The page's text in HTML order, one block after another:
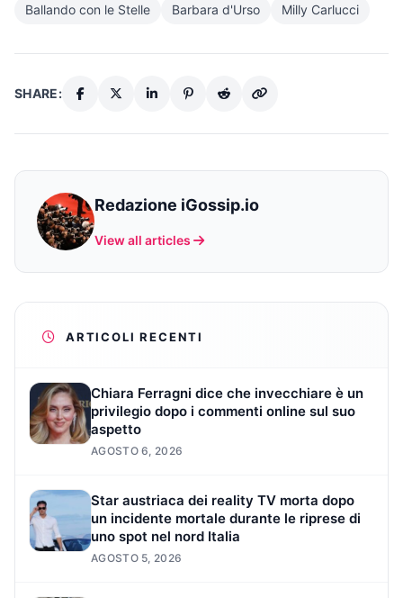
Ballando con le Stelle Barbara d'Urso Milly Carlucci
SHARE:
Redazione iGossip.io
View all articles
ARTICOLI RECENTI
Chiara Ferragni dice che invecchiare è un
privilegio dopo i commenti online sul suo
aspetto
AGOSTO 6, 2026
Star austriaca dei reality TV morta dopo
un incidente mortale durante le riprese di
uno spot nel nord Italia
AGOSTO 5, 2026